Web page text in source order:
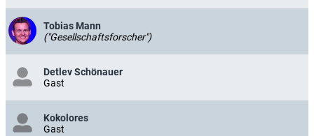
Tobias Mann
("Gesellschaftsforscher")
Detlev Schönauer
Gast
Kokolores
Gast